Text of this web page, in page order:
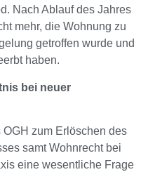
Nach Ablauf des Jahres
mehr, die Wohnung zu
getroffen wurde und
haben.
bei neuer
zum Erlöschen des
samt Wohnrecht bei
eine wesentliche Frage